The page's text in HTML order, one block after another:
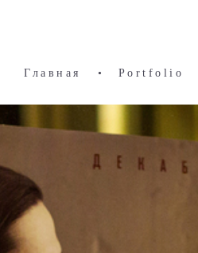
Главная • Portfolio